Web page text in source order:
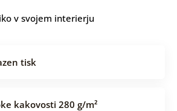
v svojem interierju
tisk
kakovosti 280 g/m²